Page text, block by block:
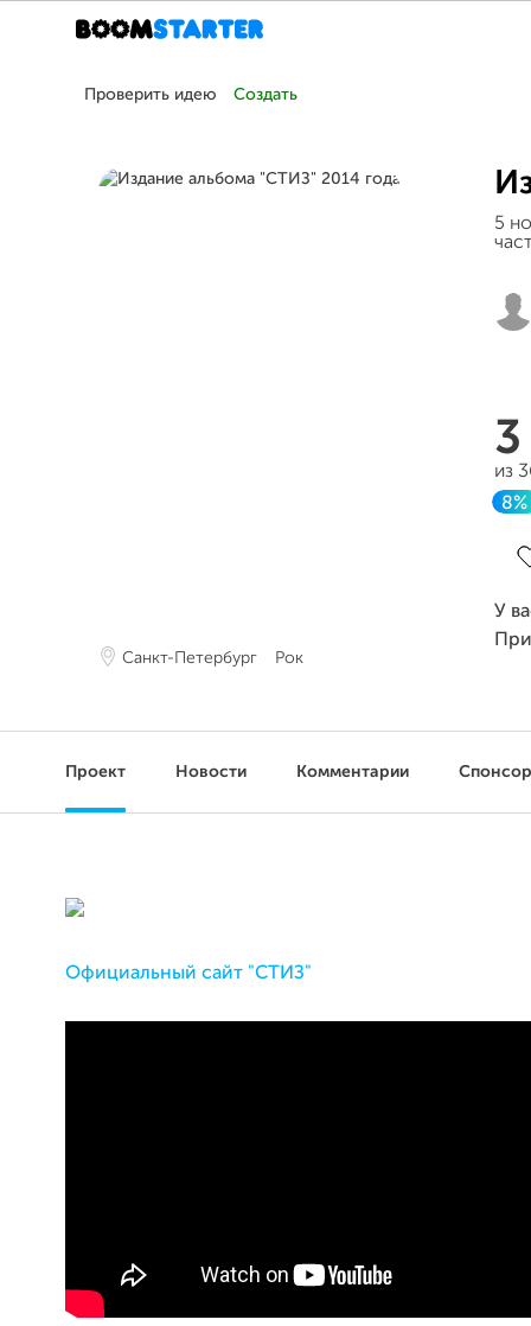
Проверить идею Создать
Санкт-Петербург Рок
5
из
8%
У
Проект Новости Комментарии
Официальный сайт "СТИЗ"